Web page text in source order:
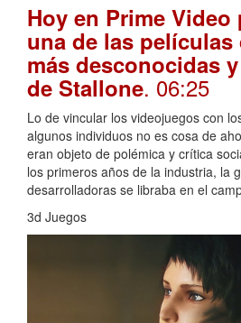
Hoy en Prime Video
una de las películas
más desconocidas
de Stallone. 06:25
Lo de vincular los videojuegos con
algunos individuos no es cosa de
eran objeto de polémica y crítica
los primeros años de la industria, la
desarrolladoras se libraba en el
3d Juegos